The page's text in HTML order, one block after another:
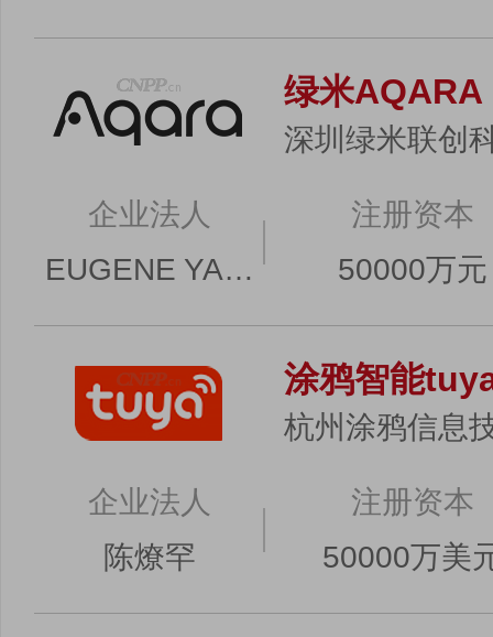
绿米AQARA
深圳绿米联创
企业法人
EUGENE YANJUN YOU
注册资本
50000万元
涂鸦智能
杭州涂鸦信息
企业法人
陈燎罕
注册资本
50000万美